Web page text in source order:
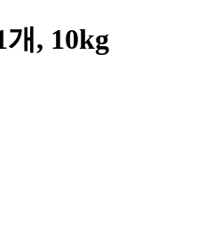
, 10kg